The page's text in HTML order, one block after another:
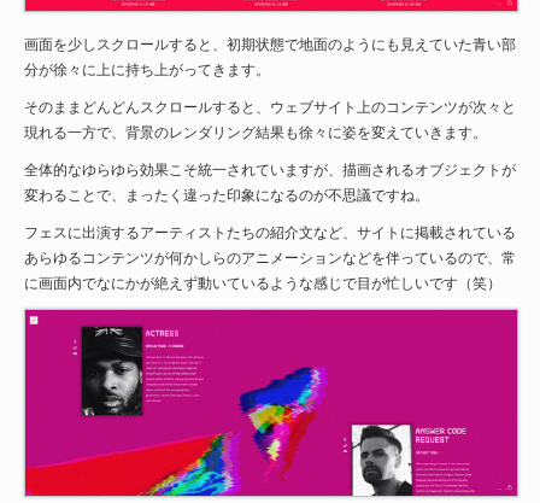
画面を少しスクロールすると、初期状態で地面のようにも見えていた青い部
分が徐々に上に持ち上がってきます。
そのままどんどんスクロールすると、ウェブサイト上のコンテンツが次々と
現れる一方で、背景のレンダリング結果も徐々に姿を変えていきます。
全体的なゆらゆら効果こそ統一されていますが、描画されるオブジェクトが
変わることで、まったく違った印象になるのが不思議ですね。
フェスに出演するアーティストたちの紹介文など、サイトに掲載されている
あらゆるコンテンツが何かしらのアニメーションなどを伴っているので、常
に画面内でなにかが絶えず動いているような感じで目が忙しいです（笑）